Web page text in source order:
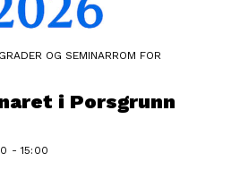
OG SEMINARROM FOR
i Porsgrunn
- 15:00